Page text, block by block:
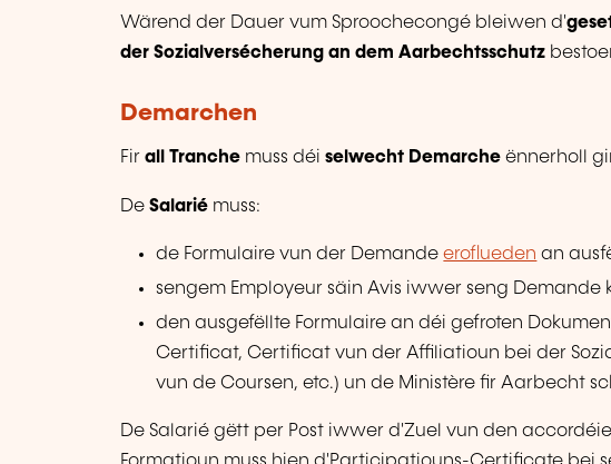
Wärend der Dauer vum Sproochecongé bleiwen d'
der Sozialversécherung an dem Aarbechtsschutz
Demarchen
Fir all Tranche muss déi selwecht Demarche ënnerholl
De Salarié muss:
de Formulaire vun der Demandeeroflueden an
sengem Employeur säin Avis iwwer seng Demande
den ausgefëllte Formulaire an déi gefroten
Certificat, Certificat vun der Affiliatioun bei der
vun de Coursen, etc.) un de Ministère fir Aarbecht
De Salarié gëtt per Post iwwer d'Zuel vun den